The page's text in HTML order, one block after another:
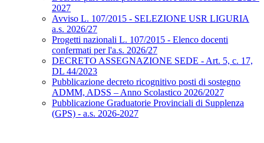
2027
Avviso L. 107/2015 - SELEZIONE USR LIGURIA
a.s. 2026/27
Progetti nazionali L. 107/2015 - Elenco docenti
confermati per l'a.s. 2026/27
DECRETO ASSEGNAZIONE SEDE - Art. 5, c. 17,
DL 44/2023
Pubblicazione decreto ricognitivo posti di sostegno
ADMM, ADSS – Anno Scolastico 2026/2027
Pubblicazione Graduatorie Provinciali di Supplenza
(GPS) - a.s. 2026-2027